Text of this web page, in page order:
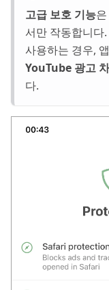
고급 보호 기능
서만 작동합니다
사용하는 경우,
YouTube 광고
다.